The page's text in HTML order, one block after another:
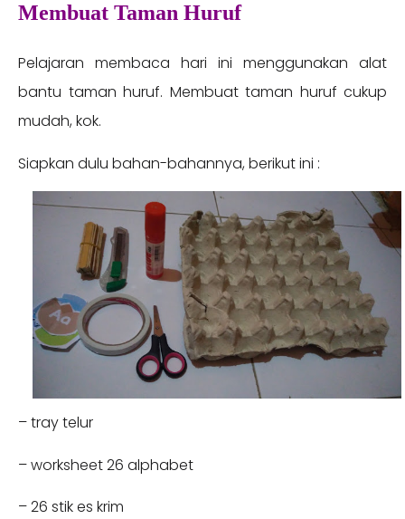
Membuat Taman Huruf
Pelajaran membaca hari ini menggunakan alat
bantu taman huruf. Membuat taman huruf cukup
mudah, kok.
Siapkan dulu bahan-bahannya, berikut ini :
– tray telur
– worksheet 26 alphabet
– 26 stik es krim